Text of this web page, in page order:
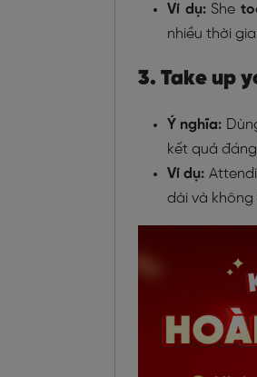
Ví dụ:She
nhiều thời
3. Take up
Ý nghĩa:
kết quả
Ví dụ:
dài và không